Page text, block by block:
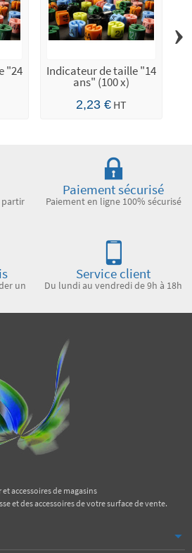
"24 Indicateur de taille "14
ans" (100 x)
2,23 € HT
›
partir
Paiement sécurisé
Paiement en ligne 100% sécurisé
un
Service client
Du lundi au vendredi de 9h à 18h
accessoires de magasins
et des accessoires de votre surface de vente.